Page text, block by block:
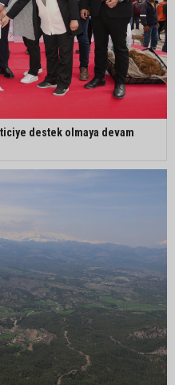
destek olmaya devam